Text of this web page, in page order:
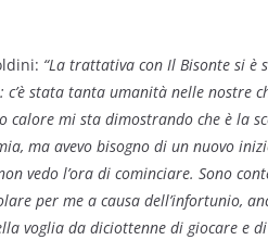
“La trattativa con Il Bisonte si è
stata tanta umanità nelle nostre
mi sta dimostrando che è la
ma avevo bisogno di un nuovo
vedo l’ora di cominciare. Sono
per me a causa dell’infortunio,
voglia da diciottenne di giocare e